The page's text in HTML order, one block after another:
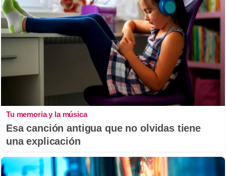
Tu memoria y la música
Esa canción antigua que no olvidas tiene
una explicación